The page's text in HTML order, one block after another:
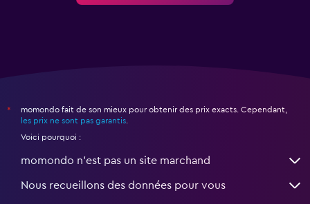
*
momondo fait de son mieux pour obtenir des prix exacts. Cependant,
les prix ne sont pas garantis
Voici pourquoi :
momondo n'est pas un site marchand
Nous recueillons des données pour vous